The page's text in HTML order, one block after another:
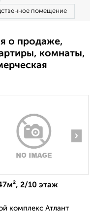
помещение
о продаже,
комнаты,
›
2/10 этаж
комплекс Атлант